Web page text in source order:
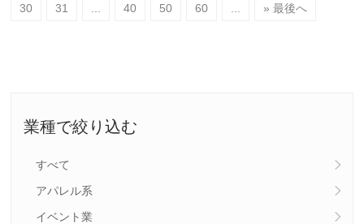
業種で絞り込む
すべて
アパレル系
イベント業
30 31 40 50 60 » 最後へ